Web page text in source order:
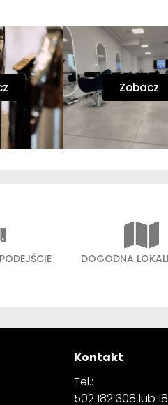
Zobacz
DOGODNA
Kontakt
Tel.:
502 182 308 lub